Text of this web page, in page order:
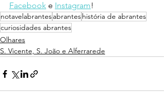
Facebook e Instagram!
notavelabrantesabranteshistória de abrantes
curiosidades abrantes
Olhares
S. Vicente, S. João e Alferrarede